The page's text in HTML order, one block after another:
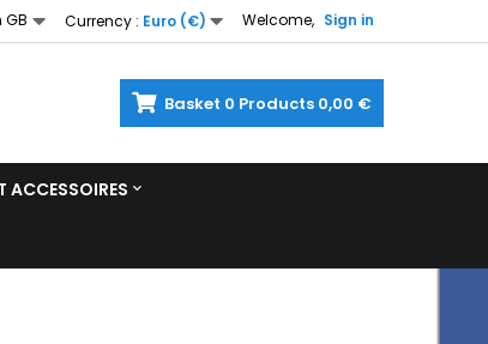
Welcome, Sign in
Currency : Euro (€)
GB
Basket 0 Products 0,00 €
ACCESSOIRES